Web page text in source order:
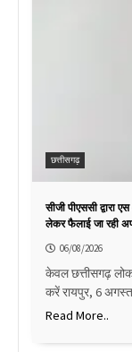
छत्तीसगढ़
सीजी पीएससी द्वारा
लेकर फैलाई जा रही
06/08/2026
केवल छत्तीसगढ़
करें रायपुर, 6
Read More..